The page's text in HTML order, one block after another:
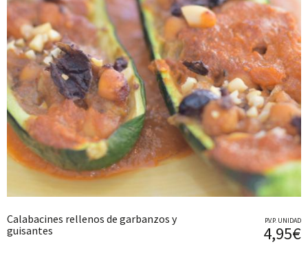
Calabacines rellenos de garbanzos y
guisantes
P.V.P. UNIDAD
4,95€